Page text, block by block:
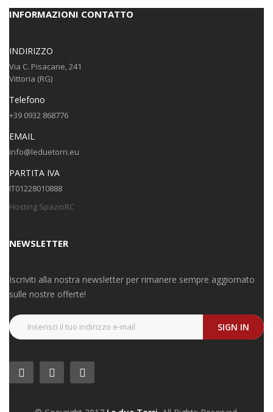
INFORMAZIONI CONTATTO
INDIRIZZO
Via C. Pisacane, 241
Vittoria (RG)
Telefono
+39 0932 868776
EMAIL
info@leduetorri.eu
PARTITA IVA
IT01228010888
Hosting SpazioRC
NEWSLETTER
Iscriviti alla nostra newsletter per rimanere sempre aggiornato
sulle nostre offerte!
SIGN IN